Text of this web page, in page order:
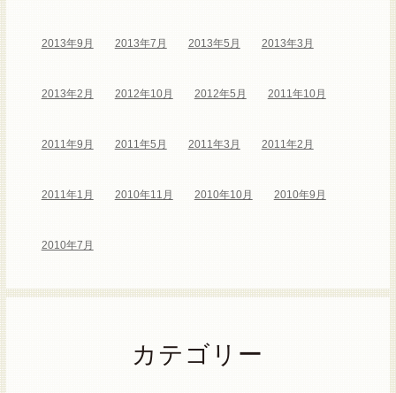
2013年9月 2013年7月 2013年5月 2013年3月
2013年2月 2012年10月 2012年5月 2011年10月
2011年9月 2011年5月 2011年3月 2011年2月
2011年1月 2010年11月 2010年10月 2010年9月
2010年7月
カテゴリー